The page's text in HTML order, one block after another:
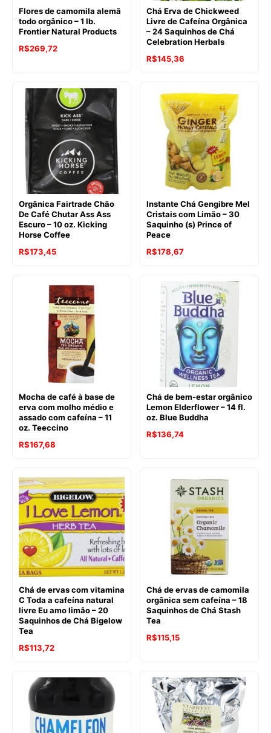
Flores de camomila alemã
todo orgânico – 1 lb.
Frontier Natural Products
R$269,72
Chá Erva de Chickweed
Livre de Cafeína Orgânica
– 24 Saquinhos de Chá
Celebration Herbals
R$145,36
Orgânica Fairtrade Chão
De Café Chutar Ass Ass
Escuro – 10 oz. Kicking
Horse Coffee
O
R$204,02.
R$173,45O
é:
R$173,45.
Instante Chá Gengibre Mel
Cristais com Limão – 30
Saquinho (s) Prince of
Peace
R$178,67
Mocha de café à base de
erva com molho médio e
assado com cafeína – 11
oz. Teeccino
O
original
era:
R$195,51.
R$167,68
atual
é:
R$167,68.
Chá de bem-estar orgânico
Lemon Elderflower – 14 fl.
oz. Blue Buddha
R$136,74
Chá de ervas com vitamina
C Toda a cafeína natural
livre Eu amo limão – 20
Saquinhos de Chá Bigelow
Tea
R$113,72
Chá de ervas de camomila
orgânica sem cafeína – 18
Saquinhos de Chá Stash
Tea
R$115,15